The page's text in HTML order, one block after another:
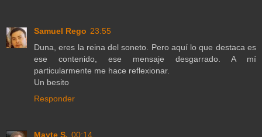
Samuel Rego 23:55
Duna, eres la reina del soneto. Pero aquí lo que destaca es
ese contenido, ese mensaje desgarrado. A mí
particularmente me hace reflexionar.
Un besito
Responder
Mayte S. 00:14